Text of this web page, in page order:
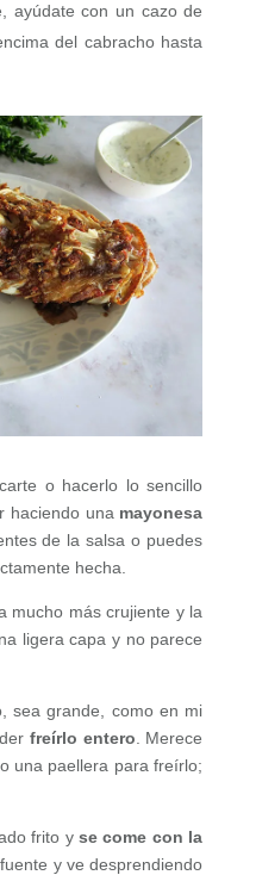
ayúdate con un cazo de
del cabracho hasta
o hacerlo lo sencillo
haciendo una mayonesa
de la salsa o puedes
hecha.
mucho más crujiente y la
ligera capa y no parece
sea grande, como en mi
freírlo entero . Merece
una paellera para freírlo;
frito y se come con la
y ve desprendiendo